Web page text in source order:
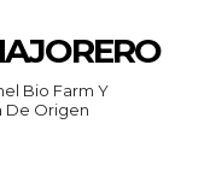
Bio Farm Y
De Origen